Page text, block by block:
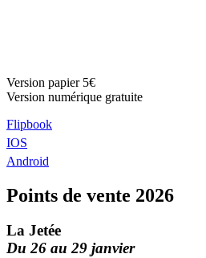
Version papier 5€
Version numérique gratuite
Flipbook
IOS
Android
Points de vente 2026
La Jetée
Du 26 au 29 janvier